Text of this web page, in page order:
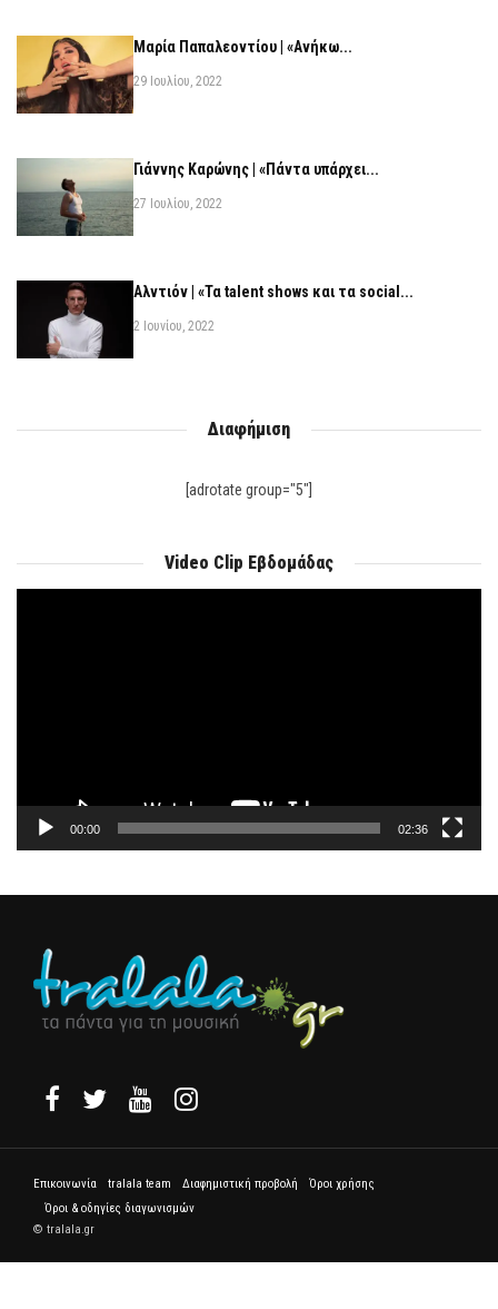
Μαρία Παπαλεοντίου | «Ανήκω...
29 Ιουλίου, 2022
Γιάννης Καρώνης | «Πάντα υπάρχει...
27 Ιουλίου, 2022
Αλντιόν | «Τα talent shows και τα social...
2 Ιουνίου, 2022
Διαφήμιση
[adrotate group="5"]
Video Clip Εβδομάδας
00:00 02:36
Επικοινωνία tralala team Διαφημιστική προβολή
Όροι χρήσης
Όροι & οδηγίες διαγωνισμών
© tralala.gr